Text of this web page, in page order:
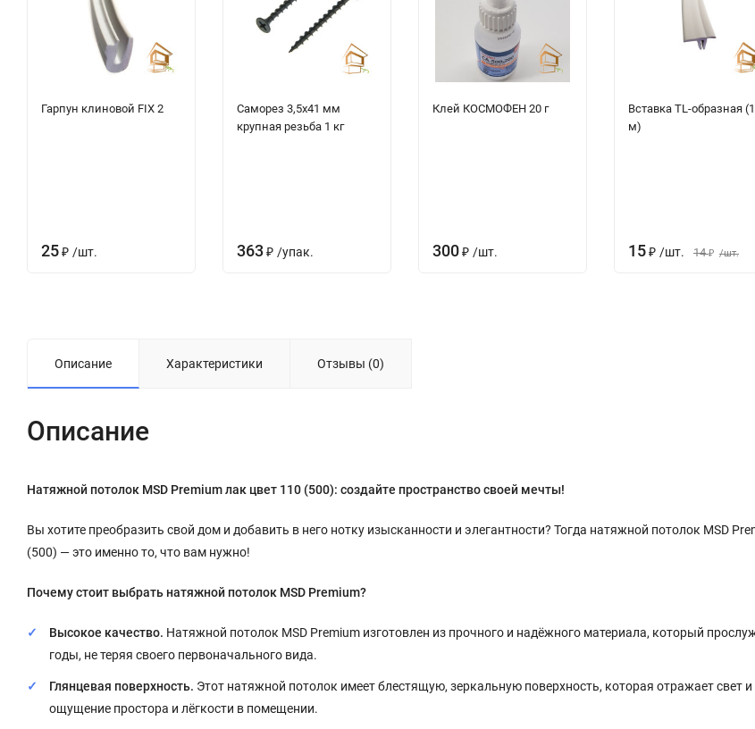
Гарпун клиновой FIX 2
25₽ /шт.
Саморез 3,5х41 мм
крупная резьба 1 кг
363₽ /упак.
Клей КОСМОФЕН 20 г
300₽ /шт.
Вставка TL-образная
м)
15₽ /шт. 14 ₽ /шт.
Описание Характеристики Отзывы (0)
Описание
Натяжной потолок MSD Premium лак цвет 110 (500): создайте пространство своей мечты!
Вы хотите преобразить свой дом и добавить в него нотку изысканности и элегантности? Тогда натяжной потолок MSD
(500) — это именно то, что вам нужно!
Почему стоит выбрать натяжной потолок MSD Premium?
Высокое качество. Натяжной потолок MSD Premium изготовлен из прочного и надёжного материала, который
годы, не теряя своего первоначального вида.
Глянцевая поверхность. Этот натяжной потолок имеет блестящую, зеркальную поверхность, которая отражает свет и
ощущение простора и лёгкости в помещении.